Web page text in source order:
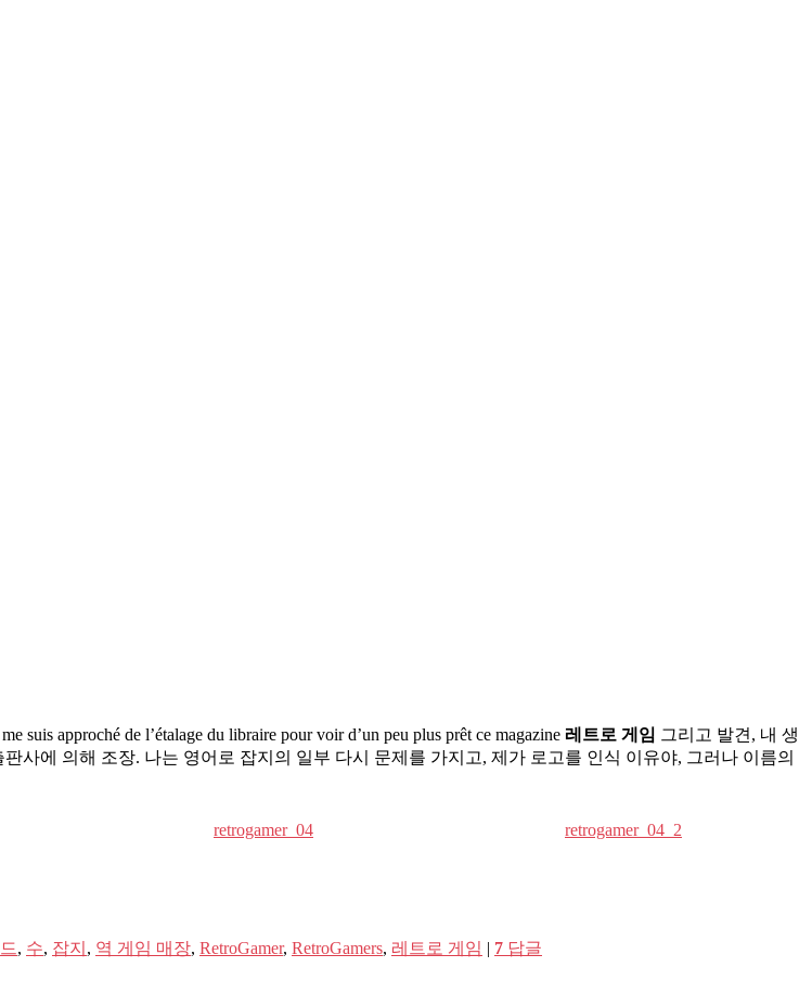
me suis approché de l’étalage du libraire pour voir d’un peu plus prêt ce magazine 레트로 게임 그리고 발견, 내 생
사에 의해 조장. 나는 영어로 잡지의 일부 다시 문제를 가지고, 제가 로고를 인식 이유야, 그러나 이름의
retrogamer_04 retrogamer_04_2
, 수, 잡지 , 역 게임 매장, RetroGamer, RetroGamers, 레트로 게임 | 7 답글